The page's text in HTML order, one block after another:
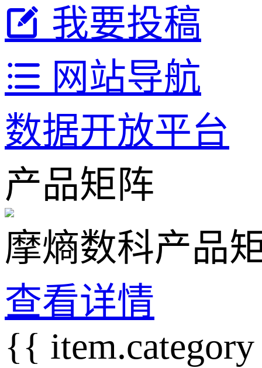
我要投稿
网站导航
数据开放平台
产品矩阵
摩熵数科产品
查看详情
{{